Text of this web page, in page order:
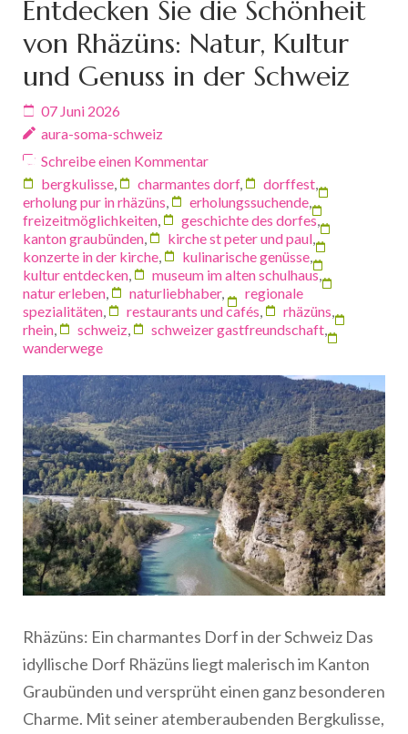
Entdecken Sie die Schönheit
von Rhäzüns: Natur, Kultur
und Genuss in der Schweiz
07 Juni 2026
aura-soma-schweiz
Schreibe einen Kommentar
bergkulisse
charmantes dorf, dorffest
erholung pur in rhäzüns
erholungssuchende
freizeitmöglichkeiten
geschichte des dorfes,
kanton graubünden
kirche st peter und paul
konzerte in der kirche
kulinarische genüsse
kultur entdecken
museum im alten schulhaus,
natur erleben
naturliebhaber,
regionale
spezialitäten
restaurants und cafés rhäzüns
rhein
schweiz schweizer gastfreundschaft
wanderwege
Rhäzüns: Ein charmantes Dorf in der Schweiz Das
idyllische Dorf Rhäzüns liegt malerisch im Kanton
Graubünden und versprüht einen ganz besonderen
Charme. Mit seiner atemberaubenden Bergkulisse,